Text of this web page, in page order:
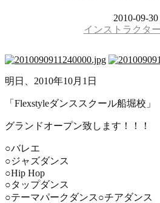
2010-09-30
インストラクタ
明日、2010年10月1日
「Flexstyleダンススクール船堀校」
グランドオープン致します！！！
○バレエ
○ジャズダンス
○Hip Hop
○タップダンス
○テーマパークダンス○チアダンス